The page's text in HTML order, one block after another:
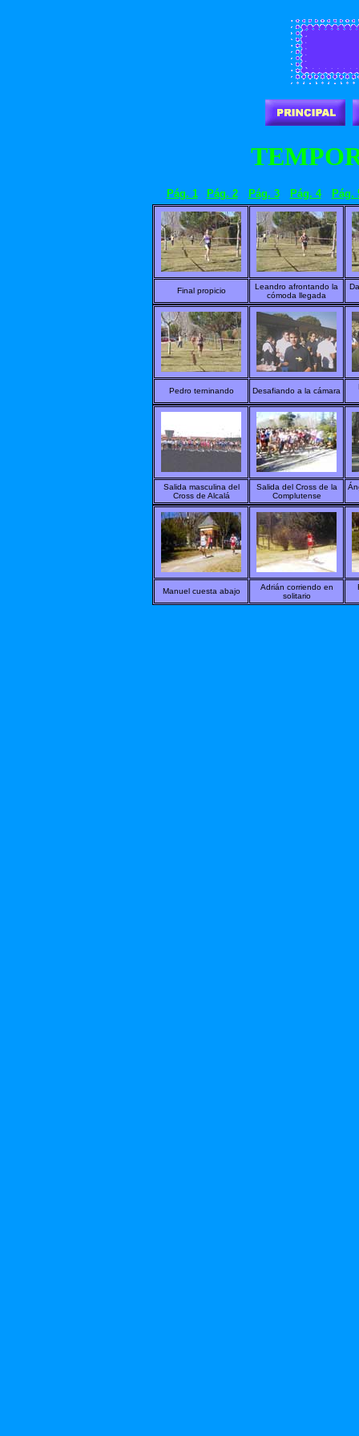
Pág. 1 Pág. 2 Pág. 3 Pág. 4 Pág.
Final propicio
Leandro afrontando la
cómoda llegada
Pedro terninando Desafiando a la cámara
Salida masculina del
Cross de Alcalá
Salida del Cross de la
Complutense
Manuel cuesta abajo
Adrián corriendo en
solitario